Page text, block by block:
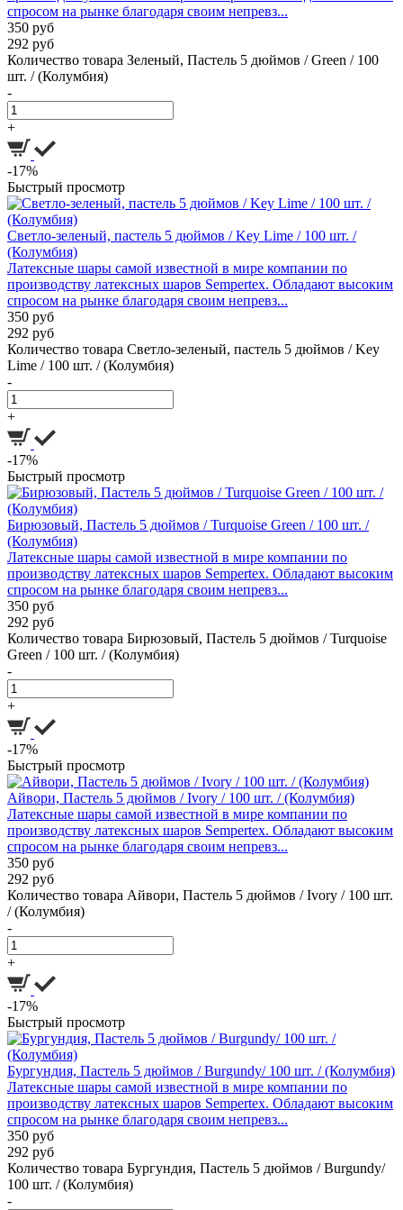
спросом на рынке благодаря своим непревз...
350 руб
292 руб
Количество товара Зеленый, Пастель 5 дюймов / Green / 100
шт. / (Колумбия)
-
+
-17%
Быстрый просмотр
Светло-зеленый, пастель 5 дюймов / Key Lime / 100 шт. /
(Колумбия)
Латексные шары самой известной в мире компании по
производству латексных шаров Sempertex. Обладают высоким
спросом на рынке благодаря своим непревз...
350 руб
292 руб
Количество товара Светло-зеленый, пастель 5 дюймов / Key
Lime / 100 шт. / (Колумбия)
-
+
-17%
Быстрый просмотр
Бирюзовый, Пастель 5 дюймов / Turquoise Green / 100 шт. /
(Колумбия)
Латексные шары самой известной в мире компании по
производству латексных шаров Sempertex. Обладают высоким
спросом на рынке благодаря своим непревз...
350 руб
292 руб
Количество товара Бирюзовый, Пастель 5 дюймов / Turquoise
Green / 100 шт. / (Колумбия)
-
+
-17%
Быстрый просмотр
Айвори, Пастель 5 дюймов / Ivory / 100 шт. / (Колумбия)
Латексные шары самой известной в мире компании по
производству латексных шаров Sempertex. Обладают высоким
спросом на рынке благодаря своим непревз...
350 руб
292 руб
Количество товара Айвори, Пастель 5 дюймов / Ivory / 100 шт.
/ (Колумбия)
-
+
-17%
Быстрый просмотр
Бургундия, Пастель 5 дюймов / Burgundy/ 100 шт. / (Колумбия)
Латексные шары самой известной в мире компании по
производству латексных шаров Sempertex. Обладают высоким
спросом на рынке благодаря своим непревз...
350 руб
292 руб
Количество товара Бургундия, Пастель 5 дюймов / Burgundy/
100 шт. / (Колумбия)
-